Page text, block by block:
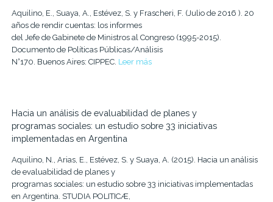
Aquilino, E., Suaya, A., Estévez, S. y Frascheri, F. (Julio de 2016 ). 20
años de rendir cuentas: los informes
del Jefe de Gabinete de Ministros al Congreso (1995-2015).
Documento de Políticas Públicas/Análisis
N°170. Buenos Aires: CIPPEC. Leer más
Hacia un análisis de evaluabilidad de planes y
programas sociales: un estudio sobre 33 iniciativas
implementadas en Argentina
Aquilino, N., Arias, E., Estévez, S. y Suaya, A. (2015). Hacia un análisis
de evaluabilidad de planes y
programas sociales: un estudio sobre 33 iniciativas implementadas
en Argentina. STUDIA POLITICÆ,